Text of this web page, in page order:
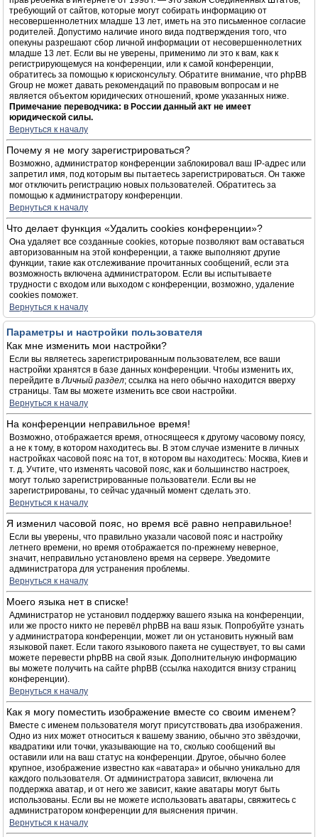
требующий от сайтов, которые могут собирать информацию от
несовершеннолетних младше 13 лет, иметь на это письменное согласие
родителей. Допустимо наличие иного вида подтверждения того, что
опекуны разрешают сбор личной информации от несовершеннолетних
младше 13 лет. Если вы не уверены, применимо ли это к вам, как к
регистрирующемуся на конференции, или к самой конференции,
обратитесь за помощью к юрисконсульту. Обратите внимание, что phpBB
Group не может давать рекомендаций по правовым вопросам и не
является объектом юридических отношений, кроме указанных ниже.
Примечание переводчика: в России данный акт не имеет
юридической силы.
Вернуться к началу
Почему я не могу зарегистрироваться?
Возможно, администратор конференции заблокировал ваш IP-адрес или
запретил имя, под которым вы пытаетесь зарегистрироваться. Он также
мог отключить регистрацию новых пользователей. Обратитесь за
помощью к администратору конференции.
Вернуться к началу
Что делает функция «Удалить cookies конференции»?
Она удаляет все созданные cookies, которые позволяют вам оставаться
авторизованным на этой конференции, а также выполняют другие
функции, такие как отслеживание прочитанных сообщений, если эта
возможность включена администратором. Если вы испытываете
трудности с входом или выходом с конференции, возможно, удаление
cookies поможет.
Вернуться к началу
Параметры и настройки пользователя
Как мне изменить мои настройки?
Если вы являетесь зарегистрированным пользователем, все ваши
настройки хранятся в базе данных конференции. Чтобы изменить их,
перейдите вЛичный раздел; ссылка на него обычно находится вверху
страницы. Там вы можете изменить все свои настройки.
Вернуться к началу
На конференции неправильное время!
Возможно, отображается время, относящееся к другому часовому поясу,
а не к тому, в котором находитесь вы. В этом случае измените в личных
настройках часовой пояс на тот, в котором вы находитесь: Москва, Киев и
т. д. Учтите, что изменять часовой пояс, как и большинство настроек,
могут только зарегистрированные пользователи. Если вы не
зарегистрированы, то сейчас удачный момент сделать это.
Вернуться к началу
Я изменил часовой пояс, но время всё равно неправильное!
Если вы уверены, что правильно указали часовой пояс и настройку
летнего времени, но время отображается по-прежнему неверное,
значит, неправильно установлено время на сервере. Уведомите
администратора для устранения проблемы.
Вернуться к началу
Моего языка нет в списке!
Администратор не установил поддержку вашего языка на конференции,
или же просто никто не перевёл phpBB на ваш язык. Попробуйте узнать
у администратора конференции, может ли он установить нужный вам
языковой пакет. Если такого языкового пакета не существует, то вы сами
можете перевести phpBB на свой язык. Дополнительную информацию
вы можете получить на сайте phpBB (ссылка находится внизу страниц
конференции).
Вернуться к началу
Как я могу поместить изображение вместе со своим именем?
Вместе с именем пользователя могут присутствовать два изображения.
Одно из них может относиться к вашему званию, обычно это звёздочки,
квадратики или точки, указывающие на то, сколько сообщений вы
оставили или на ваш статус на конференции. Другое, обычно более
крупное, изображение известно как «аватара» и обычно уникально для
каждого пользователя. От администратора зависит, включена ли
поддержка аватар, и от него же зависит, какие аватары могут быть
использованы. Если вы не можете использовать аватары, свяжитесь с
администратором конференции для выяснения причин.
Вернуться к началу